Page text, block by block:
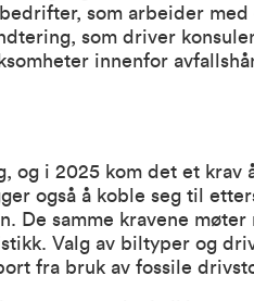
som arbeider
som driver
innenfor
og i 2025 kom det et krav
også å koble seg til
De samme kravene
Valg av biltyper og
fra bruk av fossile